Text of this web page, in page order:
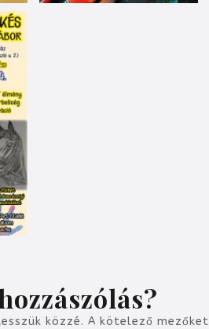
közzé. A kötelező mezőket